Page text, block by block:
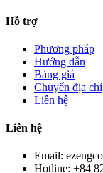
Hỗ trợ
Phương pháp
Hướng dẫn
Bảng giá
Chuyển địa chỉ
Liên hệ
Liên hệ
Email:
Hotline: +84